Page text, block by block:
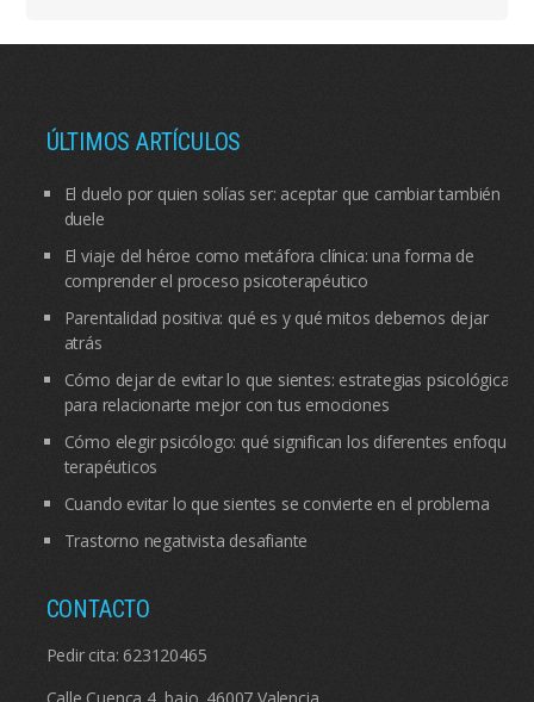
ÚLTIMOS ARTÍCULOS
El duelo por quien solías ser: aceptar que cambiar también
duele
El viaje del héroe como metáfora clínica: una forma de
comprender el proceso psicoterapéutico
Parentalidad positiva: qué es y qué mitos debemos dejar
atrás
Cómo dejar de evitar lo que sientes: estrategias psicológicas
para relacionarte mejor con tus emociones
Cómo elegir psicólogo: qué significan los diferentes enfoques
terapéuticos
Cuando evitar lo que sientes se convierte en el problema
Trastorno negativista desafiante
CONTACTO
Pedir cita: 623120465